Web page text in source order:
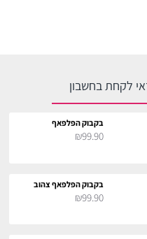
לקחת בחשבון
בקבוק הפלפאף
₪99.90
בקבוק הפלפאף צהוב
₪99.90